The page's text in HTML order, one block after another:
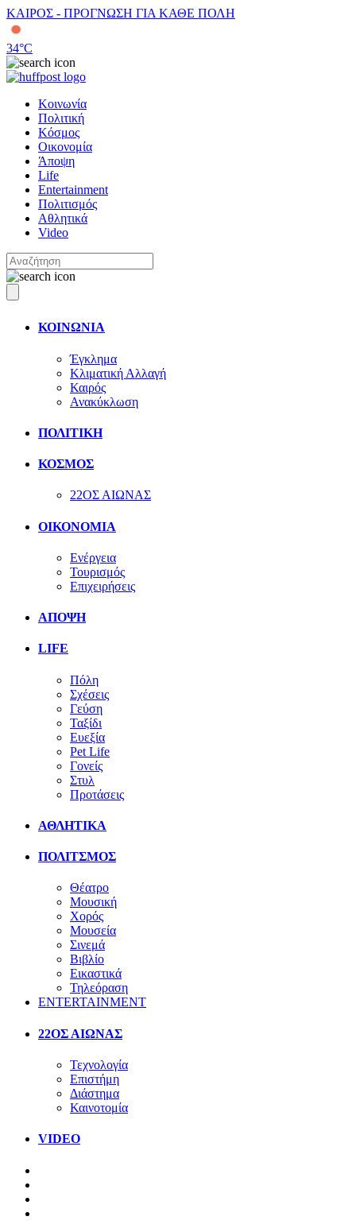
ΚΑΙΡΟΣ - ΠΡΟΓΝΩΣΗ ΓΙΑ ΚΑΘΕ ΠΟΛΗ
34°C
Κοινωνία
Πολιτική
Κόσμος
Οικονομία
Άποψη
Life
Entertainment
Πολιτισμός
Αθλητικά
Video
ΚΟΙΝΩΝΙΑ
Έγκλημα
Κλιματική Αλλαγή
Καιρός
Ανακύκλωση
ΠΟΛΙΤΙΚΗ
ΚΟΣΜΟΣ
22ΟΣ ΑΙΩΝΑΣ
ΟΙΚΟΝΟΜΙΑ
Ενέργεια
Τουρισμός
Επιχειρήσεις
ΑΠΟΨΗ
LIFE
Πόλη
Σχέσεις
Γεύση
Ταξίδι
Ευεξία
Pet Life
Γονείς
Στυλ
Προτάσεις
ΑΘΛΗΤΙΚΑ
ΠΟΛΙΤΣΜΟΣ
Θέατρο
Μουσική
Χορός
Μουσεία
Σινεμά
Βιβλίο
Εικαστικά
Τηλεόραση
ENTERTAINMENT
22ΟΣ ΑΙΩΝΑΣ
Τεχνολογία
Επιστήμη
Διάστημα
Καινοτομία
VIDEO